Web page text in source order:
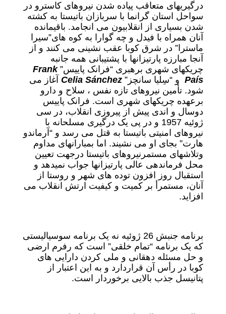
درگیریهای متعاقب پیاده شدن نیروهای کاسترو در
سواحل استان گرانما با سربازان باتیستا به کشته
شدن بسیاری از انقلابیون می انجامد. باقیمانده
آنان همراه با فیدل و چه گوارا به کوه های”سیرا
ماسترا” در شرق کوبا عقب نشینی می کنند و از
آنجا مبارزه پارتیزانها با پشتیبانی همه جانبه
چریکهای شهری برهبری “فرانک پاییس”Frank
País و “سِلیا سانچز” Celia Sánchez آغاز می
شود. تأمین نیروهای تازه نفس ، سلاح و دارو
برعهده چریکهای شهری است. فرانک پاییس
دوسال و اندی پیش از پیروزی انقلاب، در سی
ژوئیه 1957 و در پی یک درگیری مسلحانه با
نیروهای امنیتی باتیستا به قتل می رسد و “آرماندو
هارت” بجای او می نشیند. اما بمبارانهای مداوم
وتلاشهای مستمرنیروهای باتیستا درجهت تعیین
محل فرماندهی عالی پارتیزانها جواب نمیدهد و
استقبال روز افزون توده های شهر و روستا از
آنان، مستمرأ بر کمیت و کیفیت ارتش انقلاب می
افزاید.
برنامه جنبش 26 ژوئیه نه یک برنامه سوسیالیستی
که یک برنامه “تمام خلقی” است که رفرم ارضی
و حل مسئله دهقانی و ملی کردن دارایی های
کوبا در رأس آن قراردارد و به این اعتبار از
پتانیسل جذب بالایی برخوردار است.